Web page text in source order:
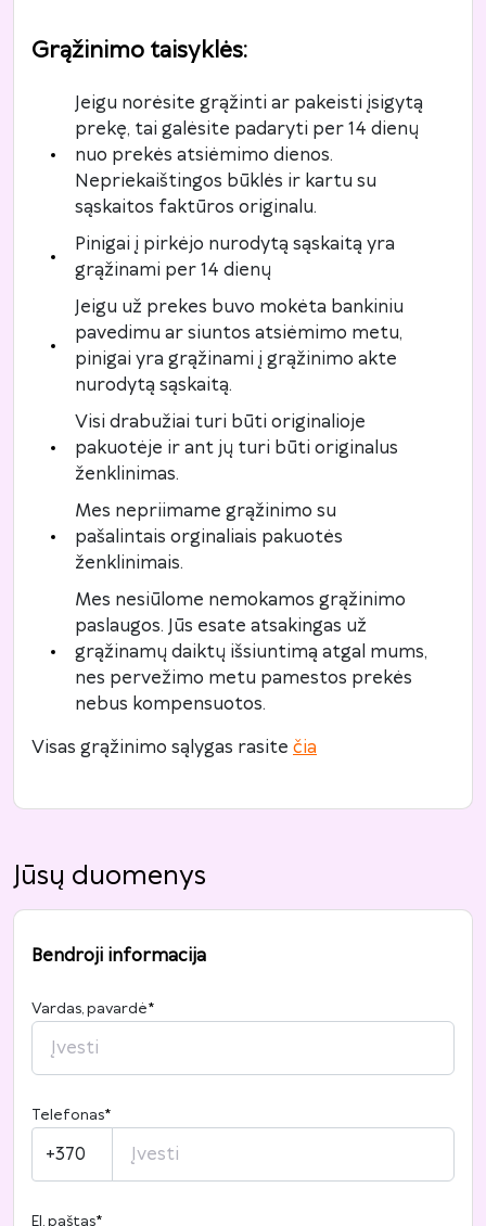
Grąžinimo taisyklės:
Jeigu norėsite grąžinti ar pakeisti įsigytą
prekę, tai galėsite padaryti per 14 dienų
nuo prekės atsiėmimo dienos.
Nepriekaištingos būklės ir kartu su
sąskaitos faktūros originalu.
Pinigai į pirkėjo nurodytą sąskaitą yra
grąžinami per 14 dienų
Jeigu už prekes buvo mokėta bankiniu
pavedimu ar siuntos atsiėmimo metu,
pinigai yra grąžinami į grąžinimo akte
nurodytą sąskaitą.
Visi drabužiai turi būti originalioje
pakuotėje ir ant jų turi būti originalus
ženklinimas.
Mes nepriimame grąžinimo su
pašalintais orginaliais pakuotės
ženklinimais.
Mes nesiūlome nemokamos grąžinimo
paslaugos. Jūs esate atsakingas už
grąžinamų daiktų išsiuntimą atgal mums,
nes pervežimo metu pamestos prekės
nebus kompensuotos.
Visas grąžinimo sąlygas rasite čia
Jūsų duomenys
Bendroji informacija
Vardas, pavardė*
Telefonas*
+370
El. paštas*